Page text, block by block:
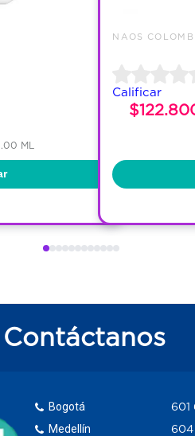
ML
NAOS
Calificar
Contáctanos
Bogotá
Medellín
601